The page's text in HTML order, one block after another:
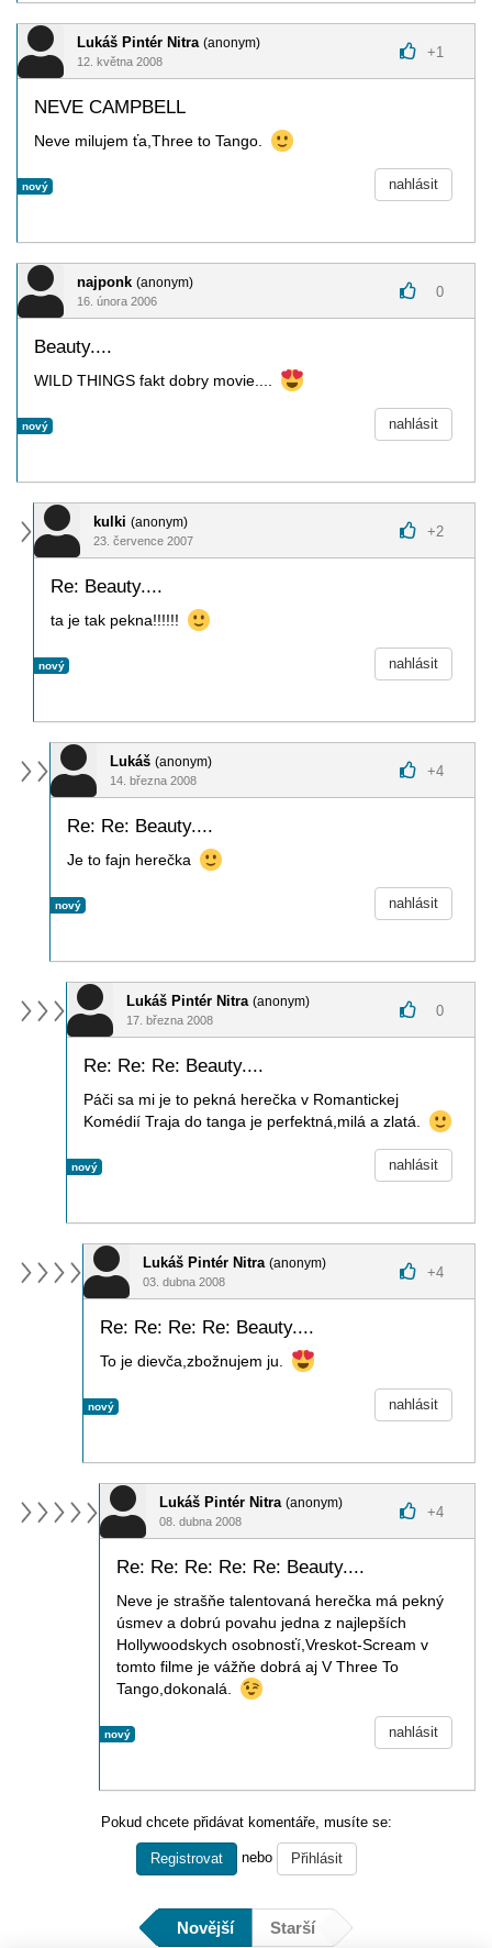
Lukáš Pintér Nitra (anonym)
12. května 2008
+1
NEVE CAMPBELL
Neve milujem ťa,Three to Tango.
nový nahlásit
najponk (anonym)
16. února 2006
0
Beauty....
WILD THINGS fakt dobry movie....
nový nahlásit
kulki (anonym)
23. července 2007
+2
Re: Beauty....
ta je tak pekna!!!!!!
nový nahlásit
Lukáš (anonym)
14. března 2008
+4
Re: Re: Beauty....
Je to fajn herečka
nový nahlásit
Lukáš Pintér Nitra (anonym)
17. března 2008
0
Re: Re: Re: Beauty....
Páči sa mi je to pekná herečka v Romantickej
Komédií Traja do tanga je perfektná,milá a zlatá.
nový nahlásit
Lukáš Pintér Nitra (anonym)
03. dubna 2008
+4
Re: Re: Re: Re: Beauty....
To je dievča,zbožnujem ju.
nový nahlásit
Lukáš Pintér Nitra (anonym)
08. dubna 2008
+4
Re: Re: Re: Re: Re: Beauty....
Neve je strašňe talentovaná herečka má pekný
úsmev a dobrú povahu jedna z najlepších
Hollywoodskych osobnosťí,Vreskot-Scream v
tomto filme je vážňe dobrá aj V Three To
Tango,dokonalá.
nový nahlásit
Pokud chcete přidávat komentáře, musíte se:
Registrovat nebo Přihlásit
Novější Starší